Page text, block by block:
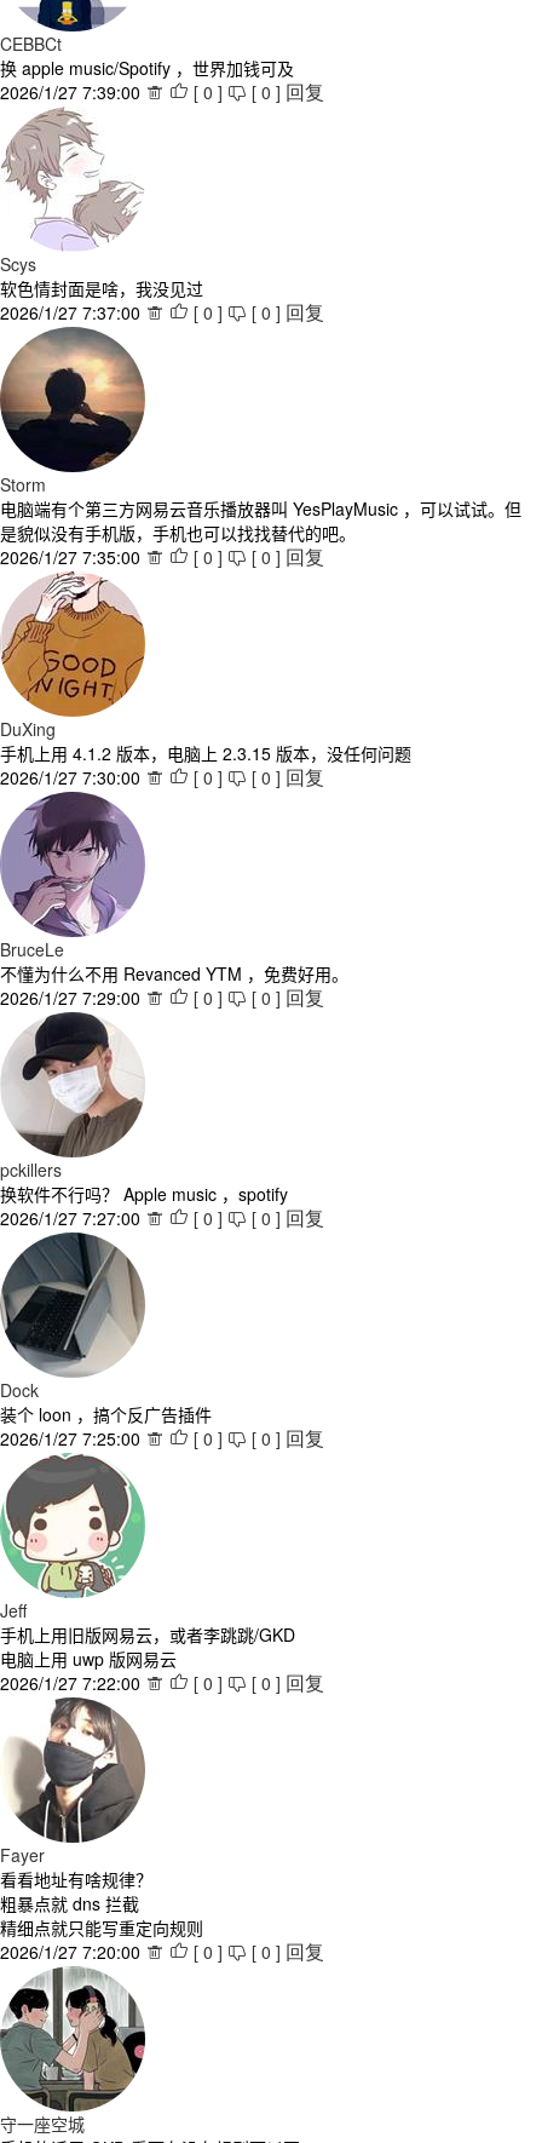
CEBBCt
换 apple music/Spotify ，世界加钱可及
2026/1/27 7:39:00   [ 0 ]  [ 0 ] 回复
Scys
软色情封面是啥，我没见过
2026/1/27 7:37:00   [ 0 ]  [ 0 ] 回复
Storm
电脑端有个第三方网易云音乐播放器叫 YesPlayMusic ，可以试试。但
是貌似没有手机版，手机也可以找找替代的吧。
2026/1/27 7:35:00   [ 0 ]  [ 0 ] 回复
DuXing
手机上用 4.1.2 版本，电脑上 2.3.15 版本，没任何问题
2026/1/27 7:30:00   [ 0 ]  [ 0 ] 回复
BruceLe
不懂为什么不用 Revanced YTM ，免费好用。
2026/1/27 7:29:00   [ 0 ]  [ 0 ] 回复
pckillers
换软件不行吗？ Apple music ，spotify
2026/1/27 7:27:00   [ 0 ]  [ 0 ] 回复
Dock
装个 loon ，搞个反广告插件
2026/1/27 7:25:00   [ 0 ]  [ 0 ] 回复
Jeff
手机上用旧版网易云，或者李跳跳/GKD
电脑上用 uwp 版网易云
2026/1/27 7:22:00   [ 0 ]  [ 0 ] 回复
Fayer
看看地址有啥规律？
粗暴点就 dns 拦截
精细点就只能写重定向规则
2026/1/27 7:20:00   [ 0 ]  [ 0 ] 回复
守一座空城